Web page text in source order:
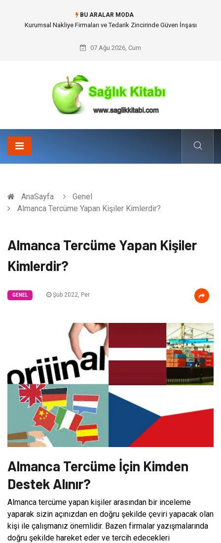
BU ARALAR MODA
Dalaman Kalkan Transfer: Kişiselleştirilmiş Hizmet Ve Uç Nokta Konforu
07 Ağu 2026, Cum
AnaSayfa
Genel
Almanca Tercüme Yapan Kişiler Kimlerdir?
Almanca Tercüme Yapan Kişiler
Kimlerdir?
GENEL Şub 2022, Per
Almanca Tercüme İçin Kimden
Destek Alınır?
Almanca tercüme yapan kişiler arasından bir inceleme
yaparak sizin açınızdan en doğru şekilde çeviri yapacak olan
kişi ile çalışmanız önemlidir. Bazen firmalar yazışmalarında
doğru şekilde hareket eder ve tercih edecekleri